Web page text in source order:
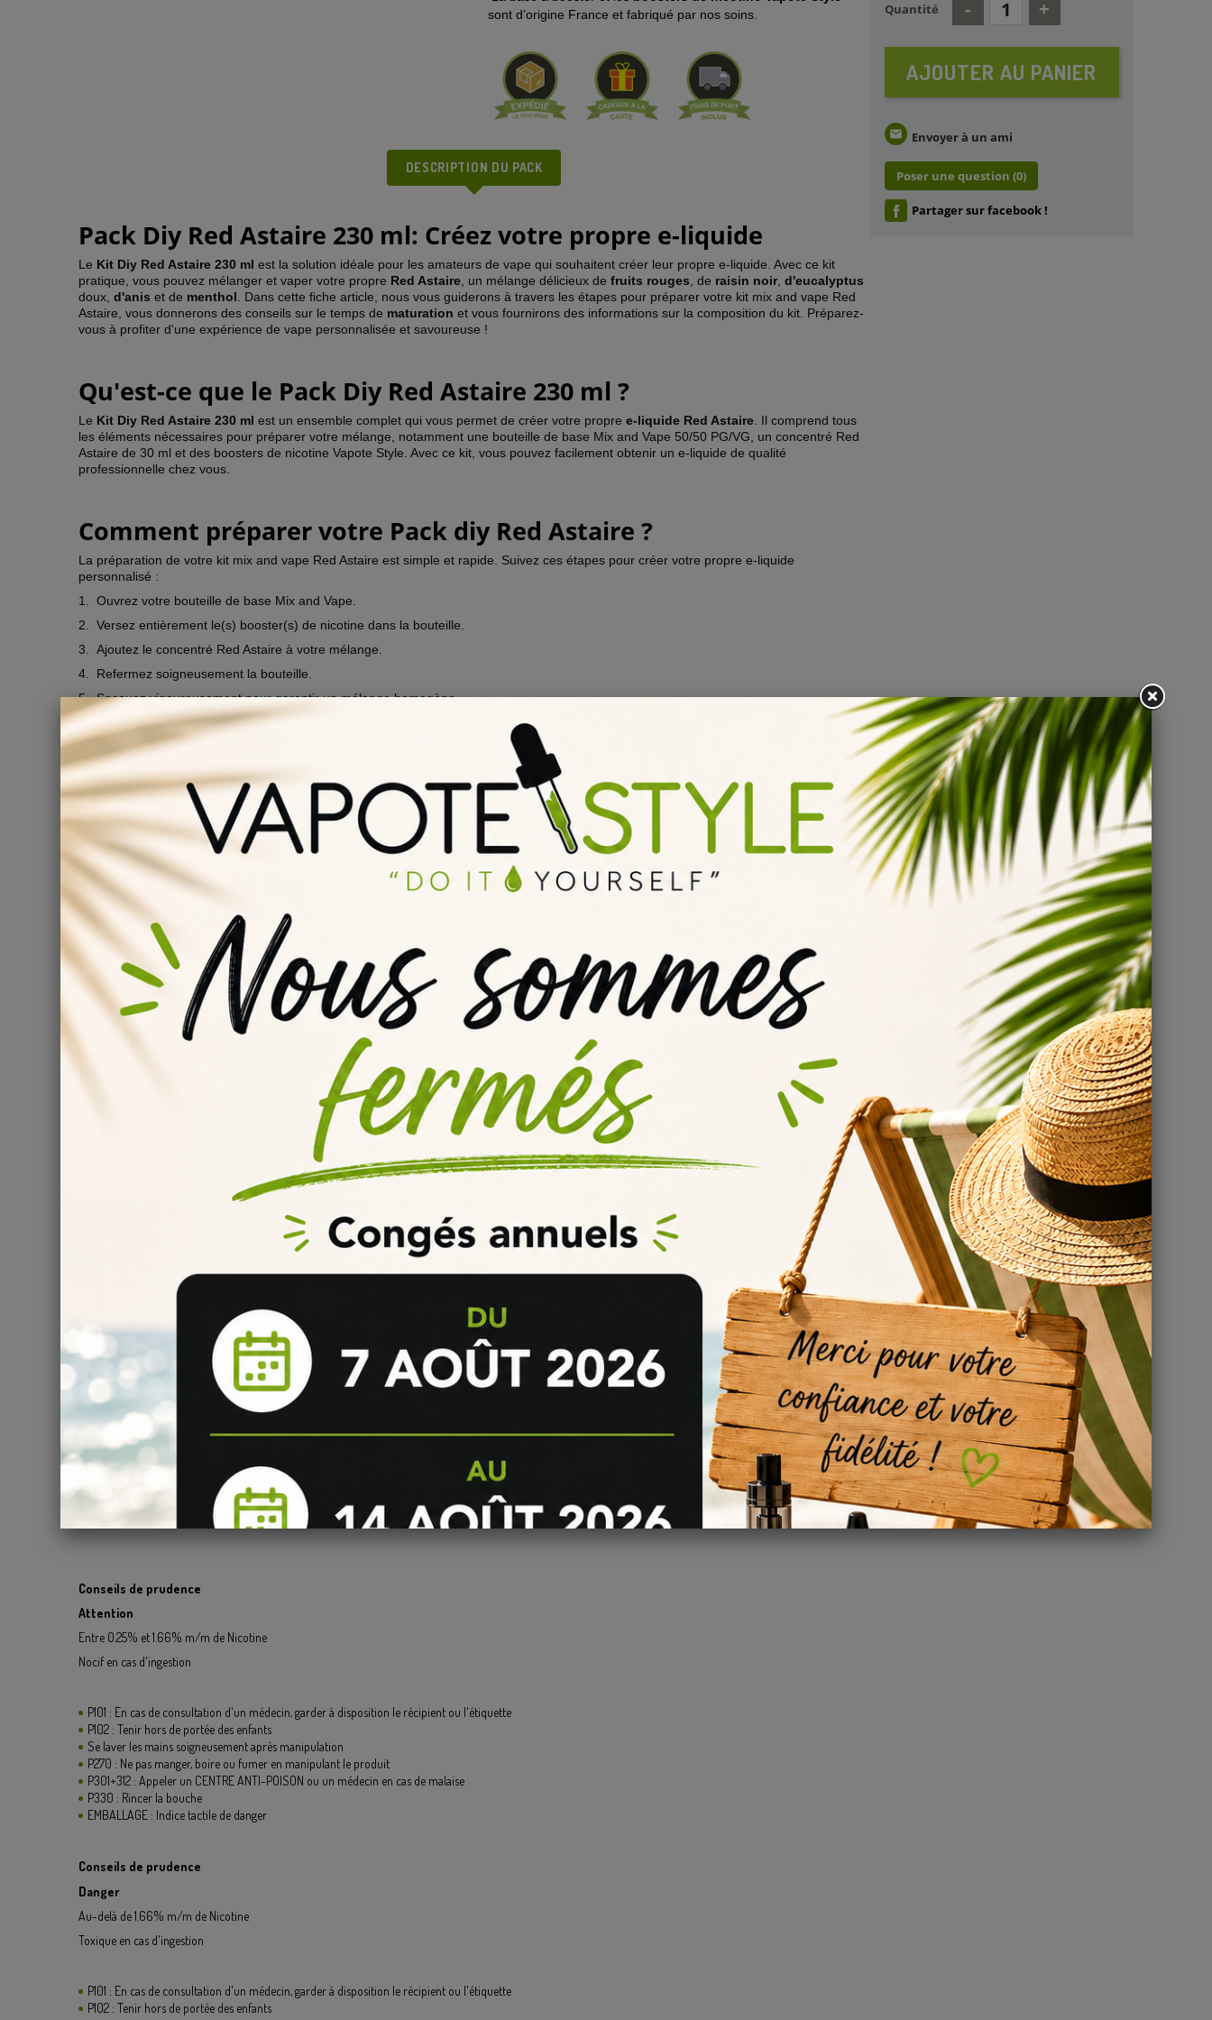
sont d’origine France et fabriqué par nos soins.
DESCRIPTION DU PACK
Pack Diy Red Astaire 230 ml: Créez votre propre e-liquide
Le Kit Diy Red Astaire 230 ml est la solution idéale pour les amateurs de vape qui souhaitent créer leur propre e-liquide. Avec ce kit
pratique, vous pouvez mélanger et vaper votre propre Red Astaire , un mélange délicieux de fruits rouges , de raisin noir, d'eucalyptus
doux, d'anis et de menthol . Dans cette fiche article, nous vous guiderons à travers les étapes pour préparer votre kit mix and vape Red
Astaire, vous donnerons des conseils sur le temps de maturation et vous fournirons des informations sur la composition du kit. Préparez-
vous à profiter d'une expérience de vape personnalisée et savoureuse !
Qu'est-ce que le Pack Diy Red Astaire 230 ml ?
Le Kit Diy Red Astaire 230 ml est un ensemble complet qui vous permet de créer votre propre e-liquide Red Astaire . Il comprend tous
les éléments nécessaires pour préparer votre mélange, notamment une bouteille de base Mix and Vape 50/50 PG/VG, un concentré Red
Astaire de 30 ml et des boosters de nicotine Vapote Style. Avec ce kit, vous pouvez facilement obtenir un e-liquide de qualité
professionnelle chez vous.
Comment préparer votre Pack diy Red Astaire ?
La préparation de votre kit mix and vape Red Astaire est simple et rapide. Suivez ces étapes pour créer votre propre e-liquide
personnalisé :
1.
Ouvrez votre bouteille de base Mix and Vape.
2.
Versez entièrement le(s) booster(s) de nicotine dans la bouteille.
3.
Ajoutez le concentré Red Astaire à votre mélange.
4.
Refermez soigneusement la bouteille.
5. Secouez vigoureusement pour garantir un mélange homogène.
Assurez-vous de respecter les dosages recommandés pour obtenir le taux de nicotine souhaité.
est
disponible en trois taux de nicotine : 3 mg, 6 mg et 12 mg. Choisissez celui qui correspond le mieux à vos besoins.
Combien de temps faut-il pour que le Pack Diy Red Astaire
mûrisse ?
Pour profiter pleinement des saveurs de votre e-liquide Red Astaire, nous vous recommandons de patienter
entre 3 et 5 jours avant de
l'utiliser
. Pendant cette période de maturation, les arômes se mélangeront et se développeront, offrant une expérience de vape encore
plus délicieuse. Soyez patient, cela en vaudra la peine !
Quelle est la composition du Pack diy Red Astaire ?
Le kit mix and vape Red Astaire est composé des éléments suivants :
1 Flacon de base Mix and Vape 50/50 PG/VG
Red Astaire de 30 ml
Vapote Style, selon le taux de nicotine choisi (20 mg/ml)
Les boosters de nicotine Vapote Style sont fabriqués en France et sont de haute qualité. Ils vous permettent de personnaliser votre taux
de nicotine en fonction de vos préférences. La base Mix and Vape est également de qualité supérieure, offrant un équilibre parfait entre le
PG et le VG pour une expérience de vape optimale.
Conseils pour une expérience de vape optimale du Pack Diy Red
Pour obtenir les meilleurs résultats avec votre kit mix and vape Red Astaire, voici quelques conseils utiles :
Assurez-vous de suivre les instructions de préparation du kit à la lettre.
Agitez bien le flacon avant chaque utilisation pour bien mélanger les arômes.
Nettoyez régulièrement votre matériel de vape pour éviter toute altération des saveurs.
En suivant ces conseils, vous pourrez profiter d'une expérience de vape optimale avec votre
e-liquide Red Astairefait maison.
Conclusion du Pack Diy Red Astaire
Kit Diy Red Astaire 230 mlest la solution parfaite pour les amateurs de vape qui souhaitent personnaliser leur expérience de vape.
Avec ce kit, vous pouvez créer votre propre
en quelques étapes simples. Profitez d'un mélange délicieux defruits
rouges, de raisin d'eucalyptus
, le tout selon vos préférences de taux de nicotine. Préparez votre kit
mix and vape Red Astaire dès aujourd'hui et découvrez une nouvelle façon de
Conseils de prudence
Attention
Entre 0.25% et 1.66% m/m de Nicotine
Nocif en cas d'ingestion
P101 : En cas de consultation d'un médecin, garder à disposition le récipient ou l'étiquette
P102 : Tenir hors de portée des enfants
Se laver les mains soigneusement après manipulation
P270 : Ne pas manger, boire ou fumer en manipulant le produit
P301+312 : Appeler un CENTRE ANTI-POISON ou un médecin en cas de malaise
P330 : Rincer la bouche
EMBALLAGE : Indice tactile de danger
Conseils de prudence
Danger
Au-delà de 1.66% m/m de Nicotine
Toxique en cas d'ingestion
P101 : En cas de consultation d'un médecin, garder à disposition le récipient ou l'étiquette
P102 : Tenir hors de portée des enfants
Quantité
AJOUTER AU PANIER
email Envoyer à un ami
Poser une question (0)
Partager sur facebook !